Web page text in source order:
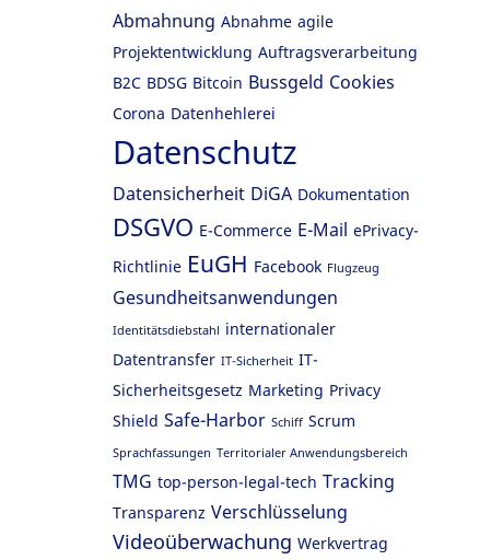
Abmahnung Abnahme agile
Projektentwicklung Auftragsverarbeitung
B2C BDSG Bitcoin Bussgeld Cookies
Corona Datenhehlerei
Datenschutz
Datensicherheit DiGA Dokumentation
DSGVO E-Commerce E-Mail ePrivacy-
Richtlinie EuGH Facebook Flugzeug
Gesundheitsanwendungen
Identitätsdiebstahl internationaler
Datentransfer IT-Sicherheit IT-
Sicherheitsgesetz Marketing Privacy
Shield Safe-Harbor Schiff Scrum
Sprachfassungen Territorialer Anwendungsbereich
TMG top-person-legal-tech Tracking
Transparenz Verschlüsselung
Videoüberwachung Werkvertrag